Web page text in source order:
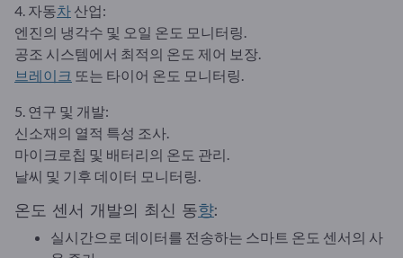
4. 자동차 산업:
엔진의 냉각수 및 오일 온도 모니터링.
공조 시스템에서 최적의 온도 제어 보장.
브레이크 또는 타이어 온도 모니터링.
5. 연구 및 개발:
신소재의 열적 특성 조사.
마이크로칩 및 배터리의 온도 관리.
날씨 및 기후 데이터 모니터링.
온도 센서 개발의 최신 동향:
실시간으로 데이터를 전송하는 스마트 온도 센서의 사